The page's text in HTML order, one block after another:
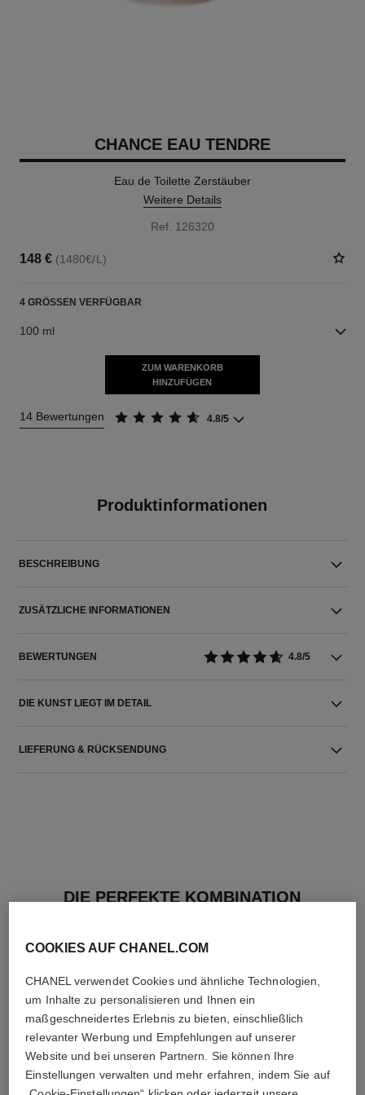
CHANCE EAU TENDRE
Eau de Toilette Zerstäuber
Weitere Details
Ref. 126320
148 € (1480€/L)
4 GRÖSSEN VERFÜGBAR
100 ml
ZUM WARENKORB
HINZUFÜGEN
14 Bewertungen 4.8/5
Produktinformationen
BESCHREIBUNG
ZUSÄTZLICHE INFORMATIONEN
BEWERTUNGEN 4.8/5
DIE KUNST LIEGT IM DETAIL
LIEFERUNG & RÜCKSENDUNG
DIE PERFEKTE KOMBINATION
COOKIES AUF CHANEL.COM
CHANEL verwendet Cookies und ähnliche Technologien,
um Inhalte zu personalisieren und Ihnen ein
maßgeschneidertes Erlebnis zu bieten, einschließlich
relevanter Werbung und Empfehlungen auf unserer
Website und bei unseren Partnern. Sie können Ihre
Einstellungen verwalten und mehr erfahren, indem Sie auf